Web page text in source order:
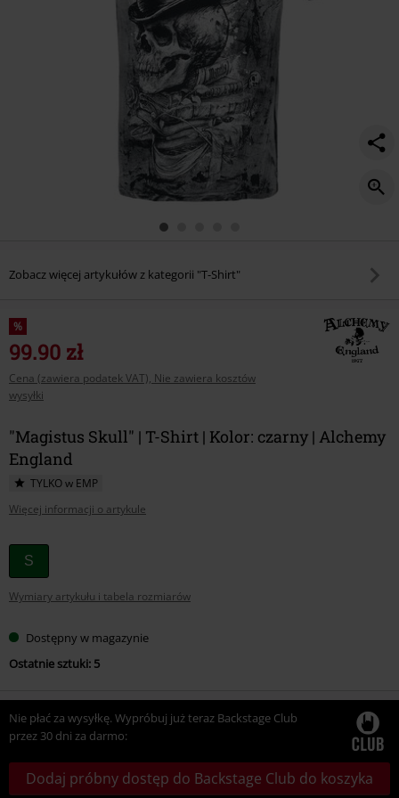
Zobacz więcej artykułów z kategorii "T-Shirt"
%
99.90 zł
Cena (zawiera podatek VAT), Nie zawiera kosztów
wysyłki
"Magistus Skull" | T-Shirt | Kolor: czarny | Alchemy
England
TYLKO w EMP
Więcej informacji o artykule
Wybierz
swój
rozmiar
S
Wymiary artykułu i tabela rozmiarów
Dostępny w magazynie
Ostatnie sztuki: 5
Nie płać za wysyłkę. Wypróbuj już teraz Backstage Club
przez 30 dni za darmo:
Dodaj próbny dostęp do Backstage Club do koszyka